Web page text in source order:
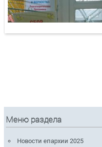
Меню раздела
Новости епархии 2025